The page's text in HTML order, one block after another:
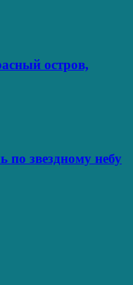
остров,
по звездному небу